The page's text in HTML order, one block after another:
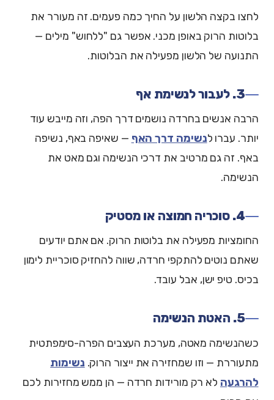
לחצו בקצה הלשון על החיך כמה פעמים. זה מעורר את
בלוטות הרוק באופן מכני. אפשר גם "ללחוש" מילים —
התנועה של הלשון מפעילה את הבלוטות.
3. לעבור לנשימת אף
הרבה אנשים בחרדה נושמים דרך הפה, וזה מייבש עוד
יותר. עברו לנשימה דרך האף — שאיפה באף, נשיפה
באף. זה גם מרטיב את דרכי הנשימה וגם מאט את
הנשימה.
4. סוכריה חמוצה או מסטיק
החומציות מפעילה את בלוטות הרוק. אם אתם יודעים
שאתם נוטים להתקפי חרדה, שווה להחזיק סוכריית לימון
בכיס. טיפ ישן, אבל עובד.
5. האטת הנשימה
כשהנשימה מאטה, מערכת העצבים הפרה-סימפתטית
מתעוררת — וזו שמחזירה את ייצור הרוק. נשימות
להרגעה לא רק מורידות חרדה — הן ממש מחזירות לכם